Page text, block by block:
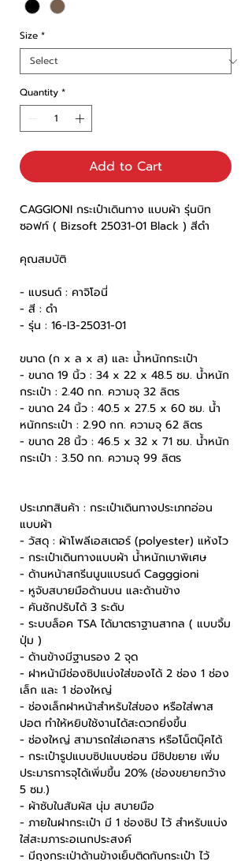
Size *
Quantity *
Add to Cart
CAGGIONI กระเป๋าเดินทาง แบบผ้า รุ่นบิท
ซอฟท์ ( Bizsoft 25031-01 Black ) สีดำ
คุณสมบัติ
- แบรนด์ : คาจิโอนี่
- สี : ดำ
- รุ่น : 16-I3-25031-01
ขนาด (ก x ล x ส) และ น้ำหนักกระเป๋า
- ขนาด 19 นิ้ว : 34 x 22 x 48.5 ซม. น้ำหนัก
กระเป๋า : 2.40 กก. ความจุ 32 ลิตร
- ขนาด 24 นิ้ว : 40.5 x 27.5 x 60 ซม. น้ำ
หนักกระเป๋า : 2.90 กก. ความจุ 62 ลิตร
- ขนาด 28 นิ้ว : 46.5 x 32 x 71 ซม. น้ำหนัก
กระเป๋า : 3.50 กก. ความจุ 99 ลิตร
ประเภทสินค้า : กระเป๋าเดินทางประเภทอ่อน
แบบผ้า
- วัสดุ : ผ้าโพลีเอสเตอร์ (polyester) แห้งไว
- กระเป๋าเดินทางแบบผ้า น้ำหนักเบาพิเศษ
- ด้านหน้าสกรีนนูนแบรนด์ Cagggioni
- หูจับสบายมือด้านบน และด้านข้าง
- คันชักปรับได้ 3 ระดับ
- ระบบล็อค TSA ได้มาตราฐานสากล ( แบบจิ้ม
ปุ่ม )
- ด้านข้างมีฐานรอง 2 จุด
- ฝาหน้ามีช่องซิปแบ่งใส่ของได้ 2 ช่อง 1 ช่อง
เล็ก และ 1 ช่องใหญ่
- ช่องเล็กฝาหน้าสำหรับใส่ของ หรือใส่พาส
ปอต ทำให้หยิบใช้งานได้สะดวกยิ่งขึ้น
- ช่องใหญ่ สามารถใส่เอกสาร หรือโน็ตบุ๊คได้
- กระเป๋ารูปแบบซิปแบบซ่อน มีซิปขยาย เพิ่ม
ประมารการจุได้เพิ่มขึ้น 20% (ช่องขยายกว้าง
5 ซม.)
- ผ้าซับในสัมผัส นุ่ม สบายมือ
- ภายในฝากระเป๋า มี 1 ช่องซิป ไว้ สำหรับแบ่ง
ใส่สะมภาระอเนกประสงค์
- มีถุงกระเป่าด้านข้างเย็บติดกับกระเป๋า ไว้